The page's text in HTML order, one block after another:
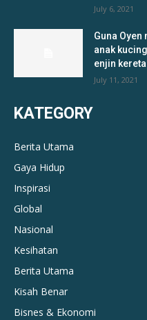
July 6, 2021
Guna Oyen
anak
enjin kereta
July 11, 2021
KATEGORY
Berita Utama
Gaya Hidup
Inspirasi
Global
Nasional
Kesihatan
Berita Utama
Kisah Benar
Bisnes & Ekonomi